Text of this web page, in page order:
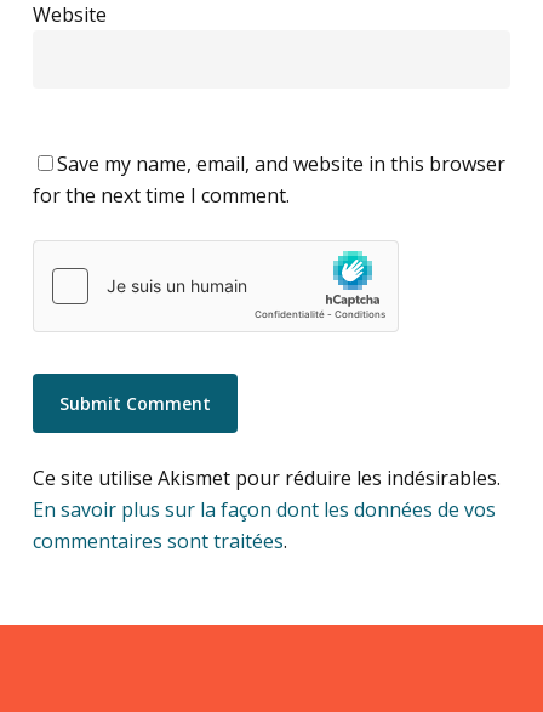
Website
Save my name, email, and website in this browser
for the next time I comment.
Ce site utilise Akismet pour réduire les indésirables.
En savoir plus sur la façon dont les données de vos
commentaires sont traitées.